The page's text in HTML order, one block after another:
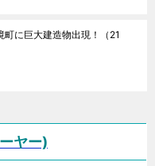
に巨大建造物出現！
（21
ヤー)